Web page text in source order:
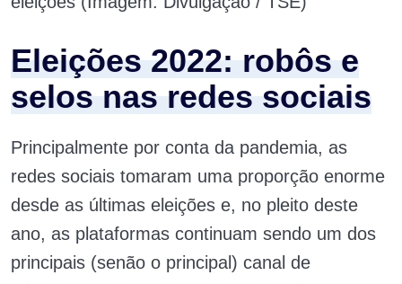
Eleições 2022: robôs e
selos nas redes sociais
Principalmente por conta da pandemia, as
redes sociais tomaram uma proporção enorme
desde as últimas eleições e, no pleito deste
ano, as plataformas continuam sendo um dos
principais (senão o principal) canal de